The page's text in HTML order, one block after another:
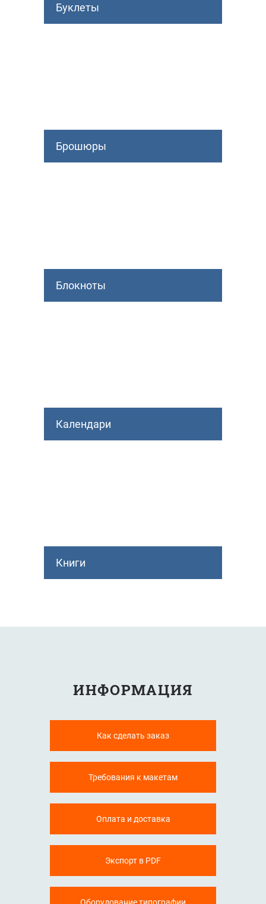
Буклеты
Брошюры
Блокноты
Календари
Книги
ИНФОРМАЦИЯ
Как сделать заказ
Требования к макетам
Оплата и доставка
Экспорт в PDF